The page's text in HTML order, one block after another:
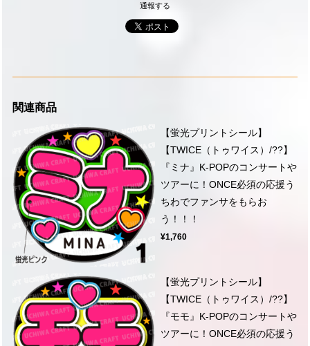
通報する
関連商品
【蛍光プリントシール】
【TWICE（トゥワイス）/??】
『ミナ』K-POPのコンサートや
ツアーに！ONCE必須の応援う
ちわでファンサをもらお
う！！！
¥1,760
【蛍光プリントシール】
【TWICE（トゥワイス）/??】
『モモ』K-POPのコンサートや
ツアーに！ONCE必須の応援う